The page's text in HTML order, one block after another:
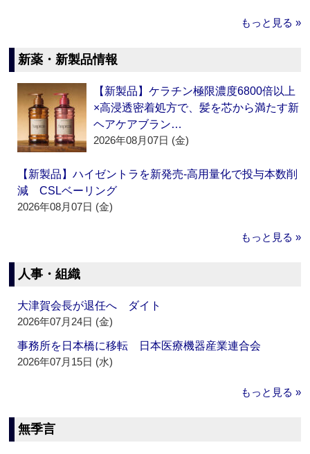
もっと見る »
新薬・新製品情報
【新製品】ケラチン極限濃度6800倍以上
×高浸透密着処方で、髪を芯から満たす新
ヘアケアブラン…
2026年08月07日 (金)
【新製品】ハイゼントラを新発売‐高用量化で投与本数削
減 CSLベーリング
2026年08月07日 (金)
もっと見る »
人事・組織
大津賀会長が退任へ ダイト
2026年07月24日 (金)
事務所を日本橋に移転 日本医療機器産業連合会
2026年07月15日 (水)
もっと見る »
無季言